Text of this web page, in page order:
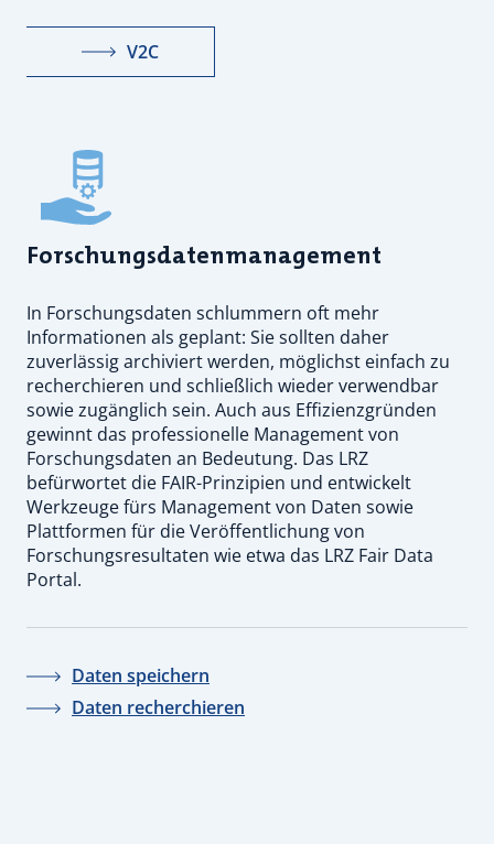
V2C
Forschungsdatenmanagement
In Forschungsdaten schlummern oft mehr
Informationen als geplant: Sie sollten daher
zuverlässig archiviert werden, möglichst einfach zu
recherchieren und schließlich wieder verwendbar
sowie zugänglich sein. Auch aus Effizienzgründen
gewinnt das professionelle Management von
Forschungsdaten an Bedeutung. Das LRZ
befürwortet die FAIR-Prinzipien und entwickelt
Werkzeuge fürs Management von Daten sowie
Plattformen für die Veröffentlichung von
Forschungsresultaten wie etwa das LRZ Fair Data
Portal.
Daten speichern
Daten recherchieren